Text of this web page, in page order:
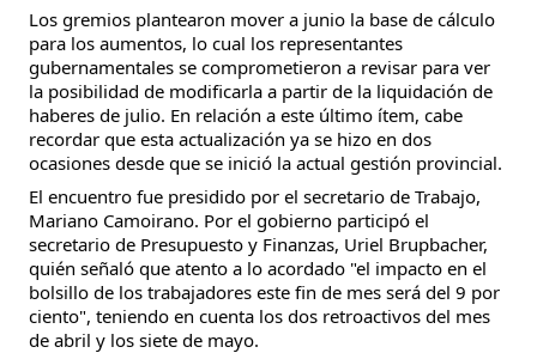
Los gremios plantearon mover a junio la base de cálculo
para los aumentos, lo cual los representantes
gubernamentales se comprometieron a revisar para ver
la posibilidad de modificarla a partir de la liquidación de
haberes de julio. En relación a este último ítem, cabe
recordar que esta actualización ya se hizo en dos
ocasiones desde que se inició la actual gestión provincial.
El encuentro fue presidido por el secretario de Trabajo,
Mariano Camoirano. Por el gobierno participó el
secretario de Presupuesto y Finanzas, Uriel Brupbacher,
quién señaló que atento a lo acordado "el impacto en el
bolsillo de los trabajadores este fin de mes será del 9 por
ciento", teniendo en cuenta los dos retroactivos del mes
de abril y los siete de mayo.